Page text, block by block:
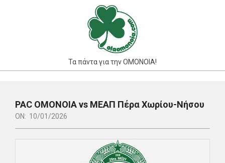
Τα πάντα για την ΟΜΟΝΟΙΑ!
Navigation
Menu
PAC ΟΜΟΝΟΙΑ vs ΜΕΑΠ Πέρα Χωρίου-Νήσου
ON: 10/01/2026